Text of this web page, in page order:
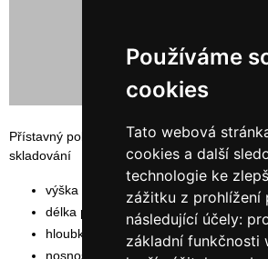
Používáme
cookies
Tato webová
cookies a další
technologie ke
zážitku z prohlížení
následující účely:
základní funkčnosti
Přístavný policový, bezšroubový regál
skladování
výška rámu: 300 cm
délka polic: 100 cm
hloubka polic: 60 cm
nosnost police: 140 kg